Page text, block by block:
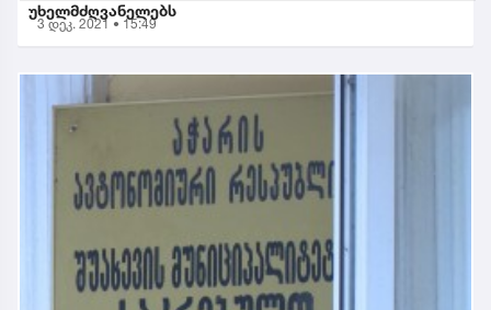
უხელმძღვანელებს
3 დეკ. 2021 • 15:49